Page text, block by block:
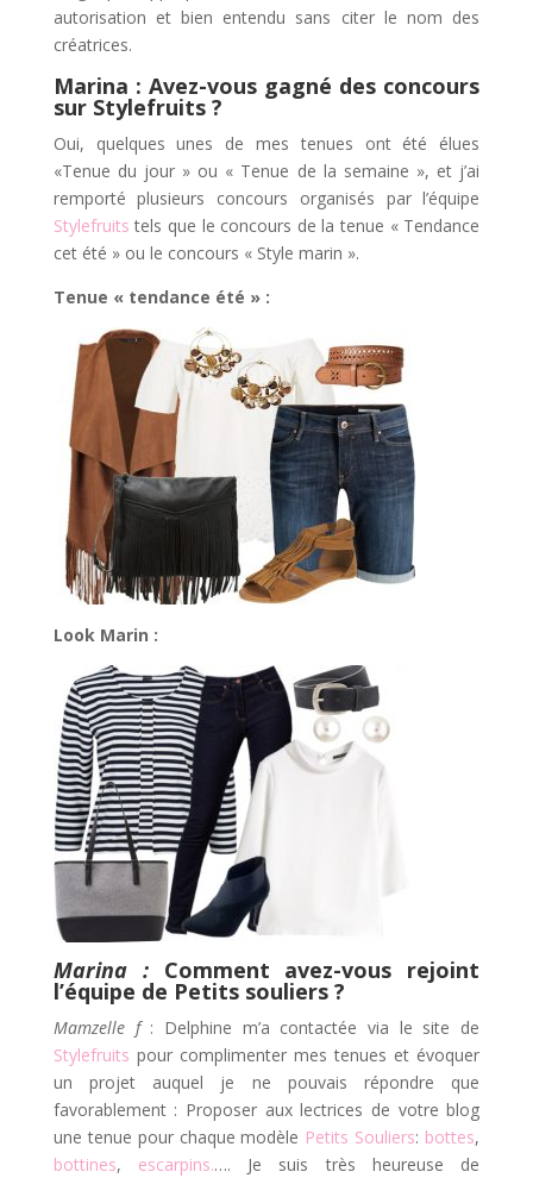
autorisation et bien entendu sans citer le nom des
créatrices.
Marina : Avez-vous gagné des concours
sur Stylefruits ?
Oui, quelques unes de mes tenues ont été élues
«Tenue du jour » ou « Tenue de la semaine », et j’ai
remporté plusieurs concours organisés par l’équipe
Stylefruits tels que le concours de la tenue « Tendance
cet été » ou le concours « Style marin ».
Tenue « tendance été » :
Look Marin :
Marina : Comment avez-vous rejoint
l’équipe de Petits souliers ?
Mamzelle f : Delphine m’a contactée via le site de
Stylefruits pour complimenter mes tenues et évoquer
un projet auquel je ne pouvais répondre que
favorablement : Proposer aux lectrices de votre blog
une tenue pour chaque modèle Petits Souliers: bottes,
bottines, escarpins.…. Je suis très heureuse de